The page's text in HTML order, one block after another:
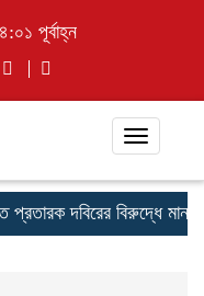
পূর্বাহ্ন
Toggle
দবিরের বিরুদ্ধে